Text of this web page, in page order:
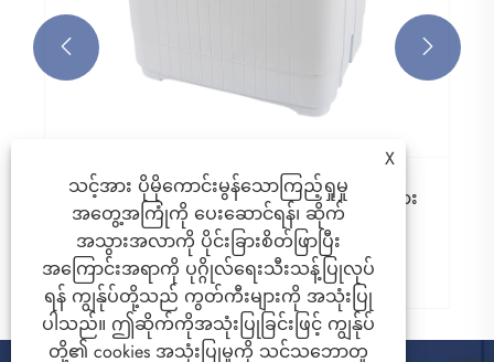
စက်သည်ခေတ်သစ်အိမ်များ
စမတ်ရွေးချယ်မှု
 
X
သင့်အား ပိုမိုကောင်းမွန်သောကြည့်ရှုမှု
အတွေ့အကြုံကို ပေးဆောင်ရန်၊ ဆိုက်
အသွားအလာကို ပိုင်းခြားစိတ်ဖြာပြီး
အကြောင်းအရာကို ပုဂ္ဂိုလ်ရေးသီးသန့်ပြုလုပ်
ရန် ကျွန်ုပ်တို့သည် ကွတ်ကီးများကို အသုံးပြု
ပါသည်။ ဤဆိုက်ကိုအသုံးပြုခြင်းဖြင့် ကျွန်ုပ်
တို့၏ cookies အသုံးပြုမှုကို သင်သဘောတူ